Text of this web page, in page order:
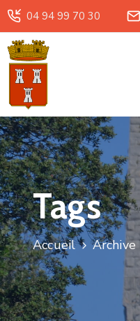
04 94 99 70 30
Tags
Accueil